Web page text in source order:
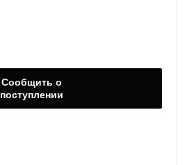
Сообщить о
поступлении